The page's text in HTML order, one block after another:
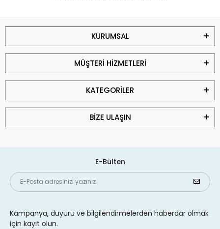
KURUMSAL
MÜŞTERİ HİZMETLERİ
KATEGORİLER
BİZE ULAŞIN
E-Bülten
Kampanya, duyuru ve bilgilendirmelerden haberdar olmak
için kayıt olun.